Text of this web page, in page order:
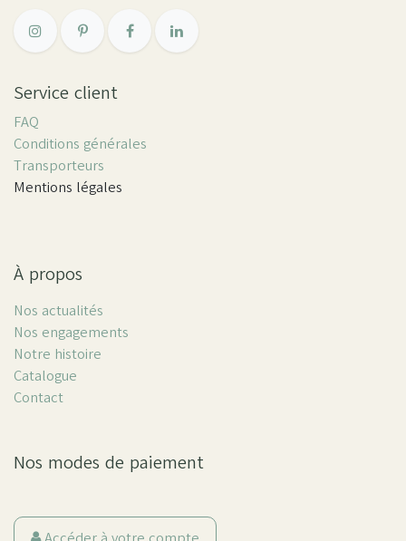
Service client
FAQ
Conditions générales
Transporteurs
Mentions légales
À propos
Nos actualités
Nos engagements
Notre histoire
Catalogue
Contact
Nos modes de paiement
Accéder à votre compte